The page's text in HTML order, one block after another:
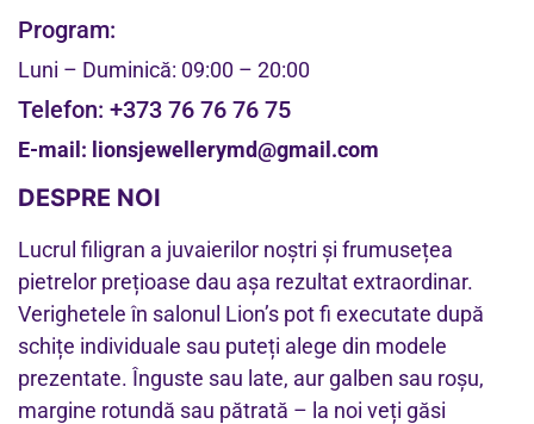
Program:
Luni – Duminică: 09:00 – 20:00
Telefon: +373 76 76 76 75
E-mail: lionsjewellerymd@gmail.com
DESPRE NOI
Lucrul filigran a juvaierilor noștri și frumusețea
pietrelor prețioase dau așa rezultat extraordinar.
Verighetele în salonul Lion’s pot fi executate după
schițe individuale sau puteți alege din modele
prezentate. Înguste sau late, aur galben sau roșu,
margine rotundă sau pătrată – la noi veți găsi